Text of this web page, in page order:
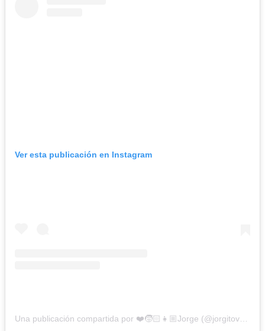
Ver esta publicación en Instagram
Una publicación compartida por ❤️🧒🏻👧🏼Jorge (@jorgitovaldivia)